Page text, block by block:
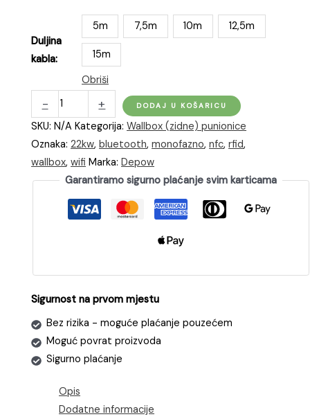
Duljina
kabla:
5m 7,5m 10m 12,5m
15m
Obriši
-
Wallbox
trofazna
punionica
za
punjenje
električnih
22kW
s
utičnicom
(BIJELI)
|
količina
+ DODAJ U KOŠARICU
SKU:N/A Kategorija:Wallbox (zidne) punionice
Oznaka:22kw,bluetooth,monofazno,nfc,rfid,
wallbox,wifi Marka:Depow
Garantiramo sigurno plaćanje svim karticama
Sigurnost na prvom mjestu
Bez rizika - moguće plaćanje pouzećem
Moguć povrat proizvoda
Sigurno plaćanje
Opis
Dodatne informacije